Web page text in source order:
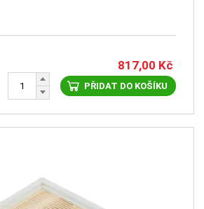
817,00 Kč
PŘIDAT DO KOŠÍKU